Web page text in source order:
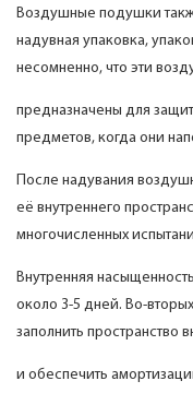
Воздушные подушки
надувная упаковка,
несомненно, что эти
предназначены для
предметов, когда они
После надувания
её внутреннего
многочисленных
Внутренняя
около 3-5 дней. Во-
заполнить пространство
и обеспечить